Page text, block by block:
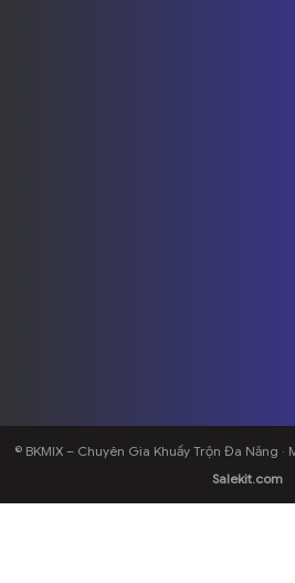
© BKMIX – Chuyên Gia Khuấy Trộn Đa Năng ·
Salekit.com